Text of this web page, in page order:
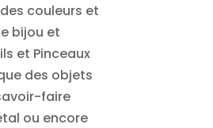
couleurs et
bijou et
et Pinceaux
des objets
faire
ou encore